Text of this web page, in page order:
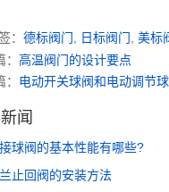
： 德标阀门 日标阀门 美标
： 高温阀门的设计要点
电动开关球阀和电动调节
闻
球阀的基本性能有哪些?
止回阀的安装方法